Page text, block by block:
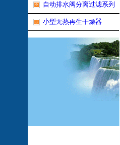
自动排水阀分离过滤系列
小型无热再生干燥器